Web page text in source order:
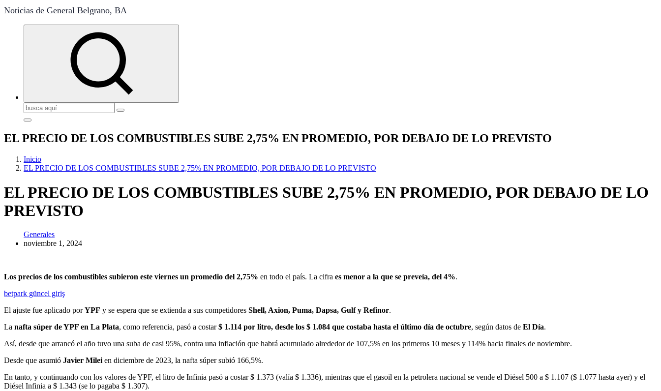
Noticias de General Belgrano, BA
Buscar:
EL PRECIO DE LOS COMBUSTIBLES SUBE 2,75% EN PROMEDIO, POR DEBAJO DE LO PREVISTO
Inicio
EL PRECIO DE LOS COMBUSTIBLES SUBE 2,75% EN PROMEDIO, POR DEBAJO DE LO PREVISTO
EL PRECIO DE LOS COMBUSTIBLES SUBE 2,75% EN PROMEDIO, POR DEBAJO DE LO
PREVISTO
Generales
noviembre 1, 2024
Los precios de los combustibles subieron este viernes un promedio del 2,75% en todo el país. La cifra es menor a la que se preveía, del 4%.
betpark güncel giriş
El ajuste fue aplicado porYPF y se espera que se extienda a sus competidores Shell, Axion, Puma, Dapsa, Gulf y Refinor.
La nafta súper de YPF en La Plata, como referencia, pasó a costar$ 1.114 por litro, desde los $ 1.084 que costaba hasta el último día de octubre, según datos de El Día.
Así, desde que arrancó el año tuvo una suba de casi 95%, contra una inflación que habrá acumulado alrededor de 107,5% en los primeros 10 meses y 114% hacia finales de noviembre.
Desde que asumió Javier Milei en diciembre de 2023, la nafta súper subió 166,5%.
En tanto, y continuando con los valores de YPF, el litro de Infinia pasó a costar $ 1.373 (valía $ 1.336), mientras que el gasoil en la petrolera nacional se vende el Diésel 500 a $ 1.107 ($ 1.077 hasta ayer) y el
Diésel Infinia a $ 1.343 (se lo pagaba $ 1.307).